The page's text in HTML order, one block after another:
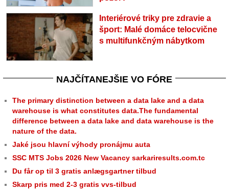
Interiérové triky pre zdravie a
šport: Malé domáce telocvične
s multifunkčným nábytkom
NAJČÍTANEJŠIE VO FÓRE
The primary distinction between a data lake and a data
warehouse is what constitutes data.The fundamental
difference between a data lake and data warehouse is the
nature of the data.
Jaké jsou hlavní výhody pronájmu auta
SSC MTS Jobs 2026 New Vacancy sarkariresults.com.tc
Du får op til 3 gratis anlægsgartner tilbud
Skarp pris med 2-3 gratis vvs-tilbud